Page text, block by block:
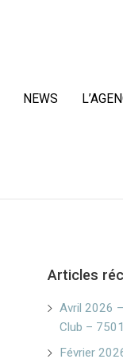
NEWS
Articles
Avril 2026 –
Club –
Février